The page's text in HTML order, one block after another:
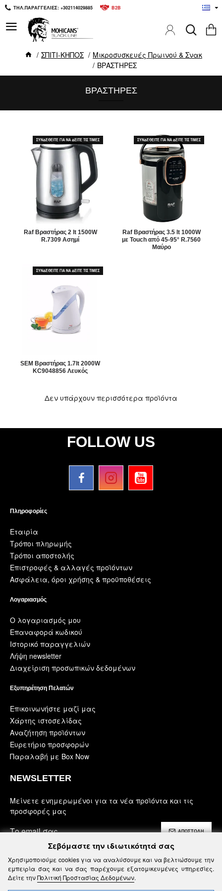
ΤΗΛ.ΠΑΡΑΓΓΕΛΙΕΣ: +302114029885 B2B
ΣΠΙΤΙ-ΚΗΠΟΣ
Μικροσυσκευές Πρωινού & Σνακ
ΒΡΑΣΤΗΡΕΣ
ΒΡΑΣΤΗΡΕΣ
ΣΥΝΔΕΘΕΙΤΕ ΓΙΑ ΝΑ ΔΕΙΤΕ ΤΙΣ ΤΙΜΕΣ
Raf Βραστήρας 2 lt 1500W
R.7309 Ασημί
ΣΥΝΔΕΘΕΙΤΕ ΓΙΑ ΝΑ ΔΕΙΤΕ ΤΙΣ ΤΙΜΕΣ
Raf Βραστήρας 3.5 lt 1000W
με Touch από 45-95° R.7560
Μαύρο
ΣΥΝΔΕΘΕΙΤΕ ΓΙΑ ΝΑ ΔΕΙΤΕ ΤΙΣ ΤΙΜΕΣ
SEM Βραστήρας 1.7lt 2000W
KC9048856 Λευκός
Δεν υπάρχουν περισσότερα προϊόντα
FOLLOW US
Πληροφορίες
Εταιρία
Τρόποι πληρωμής
Τρόποι αποστολής
Επιστροφές & αλλαγές προϊόντων
Ασφάλεια, όροι χρήσης & προϋποθέσεις
Λογαριασμός
Ο λογαριασμός μου
Επαναφορά κωδικού
Ιστορικό παραγγελιών
Λήψη newsletter
Διαχείριση προσωπικών δεδομένων
Εξυπηρέτηση Πελατών
Επικοινωνήστε μαζί μας
Χάρτης ιστοσελίδας
Αναζήτηση προϊόντων
Ευρετήριο προσφορών
Παραλαβή με Box Now
NEWSLETTER
Μείνετε ενημερωμένοι για τα νέα προϊόντα και τις
προσφορές μας
ΑΠΟΣΤΟΛΗ
Έχω διαβάσει και αποδέχομαι τους
Ασφάλεια, Όροι Χρήσης & Προϋποθέσεις
Σεβόμαστε την ιδιωτικότητά σας
Χρησιμοποιούμε cookies για να αναλύσουμε και να βελτιώσουμε την
εμπειρία σας και να σας παρέχουμε εξατομικευμένες υπηρεσίες.
Δείτε τηνΠολιτική Προστασίας Δεδομένων.